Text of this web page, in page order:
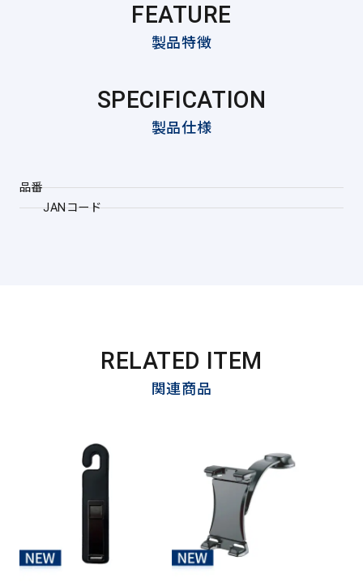
FEATURE
製品特徴
SPECIFICATION
製品仕様
品番
JANコード
RELATED ITEM
関連商品